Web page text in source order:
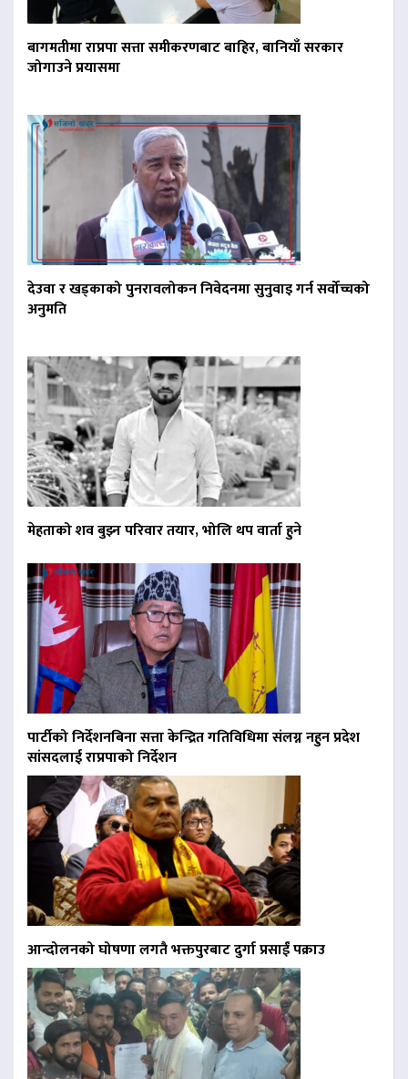
बागमतीमा राप्रपा सत्ता समीकरणबाट बाहिर, बानियाँ सरकार
जोगाउने प्रयासमा
देउवा र खड्काको पुनरावलोकन निवेदनमा सुनुवाइ गर्न सर्वोच्चको
अनुमति
मेहताको शव बुझ्न परिवार तयार, भोलि थप वार्ता हुने
पार्टीको निर्देशनबिना सत्ता केन्द्रित गतिविधिमा संलग्न नहुन प्रदेश
सांसदलाई राप्रपाको निर्देशन
आन्दोलनको घोषणा लगतै भक्तपुरबाट दुर्गा प्रसाईं पक्राउ